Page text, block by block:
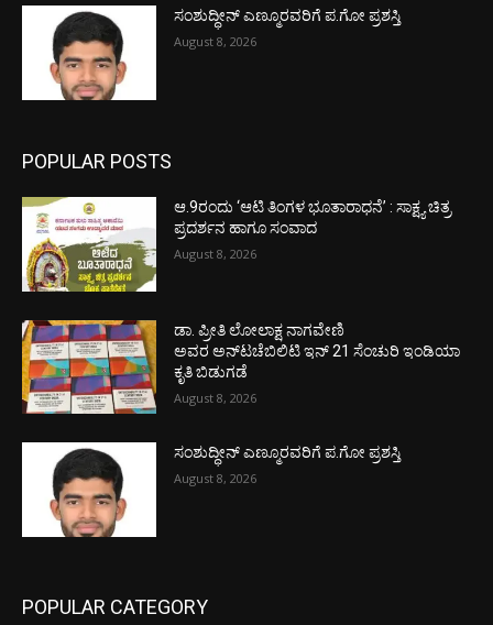
ಸಂಶುದ್ಧೀನ್ ಎಣ್ಮೂರವರಿಗೆ ಪ.ಗೋ ಪ್ರಶಸ್ತಿ
August 8, 2026
POPULAR POSTS
ಆ.9ರಂದು ‘ಆಟಿ ತಿಂಗಳ ಭೂತಾರಾಧನೆ’ : ಸಾಕ್ಷ್ಯ ಚಿತ್ರ
ಪ್ರದರ್ಶನ ಹಾಗೂ ಸಂವಾದ
August 8, 2026
ಡಾ. ಪ್ರೀತಿ ಲೋಲಾಕ್ಷ ನಾಗವೇಣಿ
ಅವರ ಅನ್‌ಟಚೆಬಿಲಿಟಿ ಇನ್ 21 ಸೆಂಚುರಿ ಇಂಡಿಯಾ
ಕೃತಿ ಬಿಡುಗಡೆ
August 8, 2026
ಸಂಶುದ್ಧೀನ್ ಎಣ್ಮೂರವರಿಗೆ ಪ.ಗೋ ಪ್ರಶಸ್ತಿ
August 8, 2026
POPULAR CATEGORY